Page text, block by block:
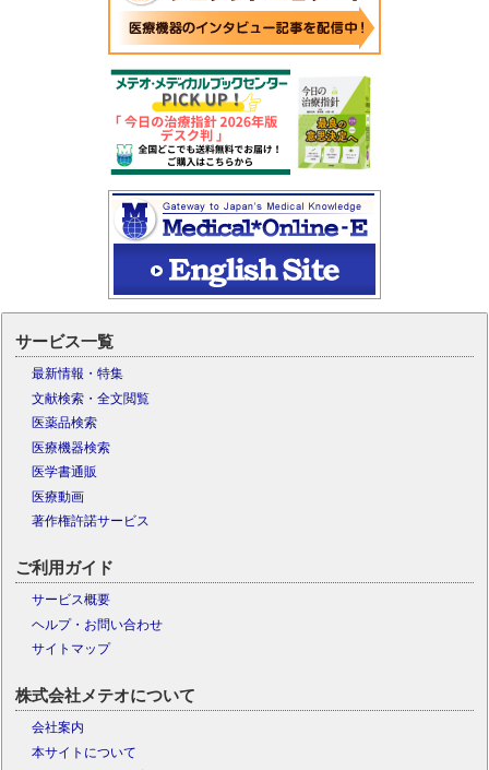
サービス一覧
最新情報・特集
文献検索・全文閲覧
医薬品検索
医療機器検索
医学書通販
医療動画
著作権許諾サービス
ご利用ガイド
サービス概要
ヘルプ・お問い合わせ
サイトマップ
株式会社メテオについて
会社案内
本サイトについて